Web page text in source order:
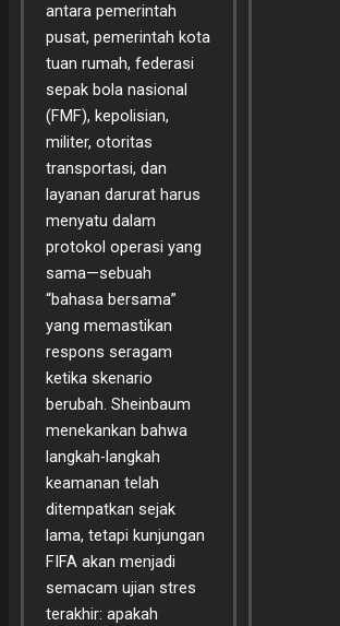
antara pemerintah
pusat, pemerintah kota
tuan rumah, federasi
sepak bola nasional
(FMF), kepolisian,
militer, otoritas
transportasi, dan
layanan darurat harus
menyatu dalam
protokol operasi yang
sama—sebuah
“bahasa bersama”
yang memastikan
respons seragam
ketika skenario
berubah. Sheinbaum
menekankan bahwa
langkah-langkah
keamanan telah
ditempatkan sejak
lama, tetapi kunjungan
FIFA akan menjadi
semacam ujian stres
terakhir: apakah